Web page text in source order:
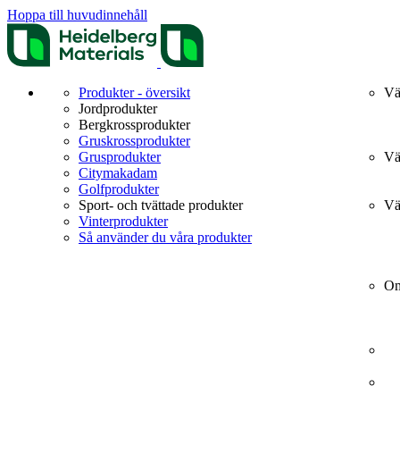
Hoppa till huvudinnehåll
Produkter - översikt
Jordprodukter
Bergkrossprodukter
Gruskrossprodukter
Grusprodukter
Citymakadam
Golfprodukter
Sport- och tvättade produkter
Vinterprodukter
Så använder du våra produkter